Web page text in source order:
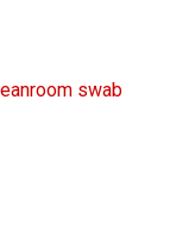
swab